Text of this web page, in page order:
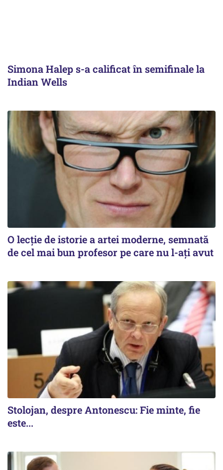
Simona Halep s-a calificat în semifinale la
Indian Wells
O lecție de istorie a artei moderne, semnată
de cel mai bun profesor pe care nu l-ați avut
Stolojan, despre Antonescu: Fie minte, fie
este...